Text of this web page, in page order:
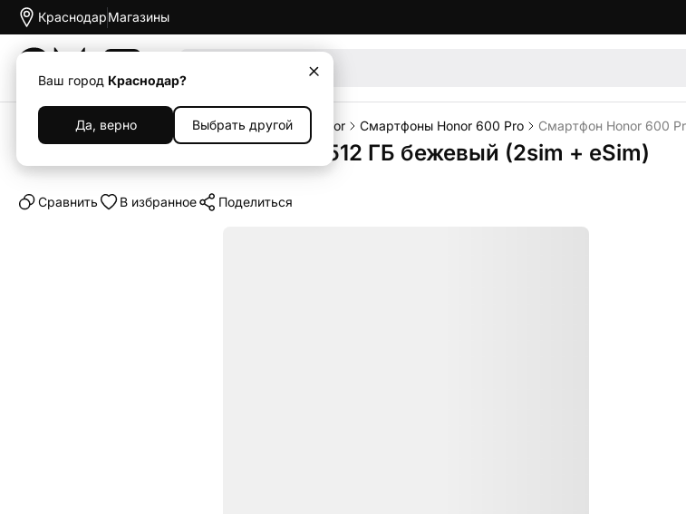
Краснодар
Ваш город Краснодар?
Да, верно Выбрать другой
Магазины
Каталог Смартфоны Смартфоны Honor Смартфоны Honor 600 Pro Смартфон Honor 600
Смартфон Honor 600 Pro 12/512 ГБ бежевый (2sim + eSim)
Cравнить В избранное Поделиться